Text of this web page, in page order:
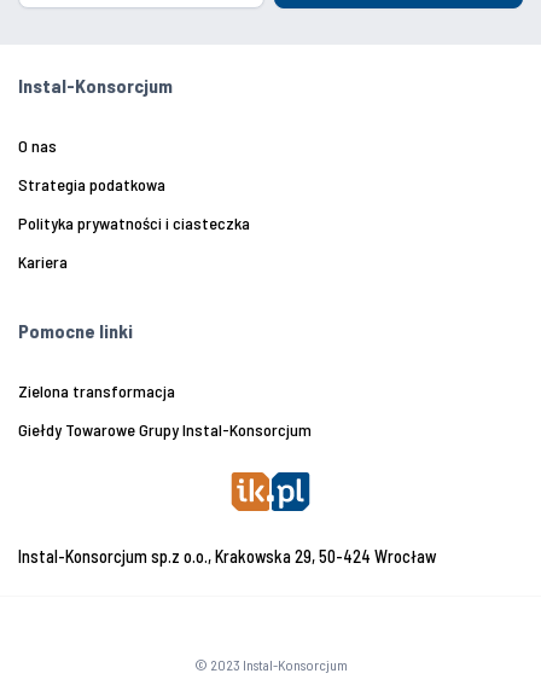
Instal-Konsorcjum
O nas
Strategia podatkowa
Polityka prywatności i ciasteczka
Kariera
Pomocne linki
Zielona transformacja
Giełdy Towarowe Grupy Instal-Konsorcjum
Instal-Konsorcjum sp.z o.o., Krakowska 29, 50-424 Wrocław
© 2023 Instal-Konsorcjum